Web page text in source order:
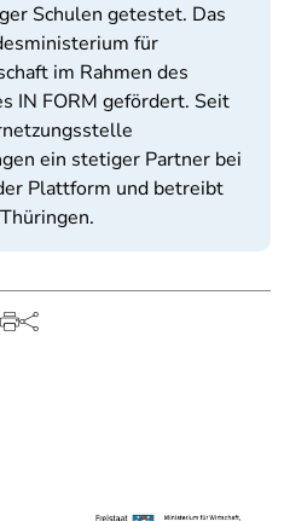
Schulen getestet. Das
für
im Rahmen des
IN FORM gefördert. Seit
ein stetiger Partner bei
Plattform und betreibt